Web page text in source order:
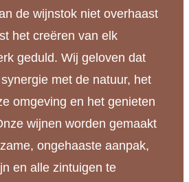
de wijnstok niet overhaast
het creëren van elk
geduld. Wij geloven dat
met de natuur, het
omgeving en het genieten
wijnen worden gemaakt
ongehaaste aanpak,
en alle zintuigen te